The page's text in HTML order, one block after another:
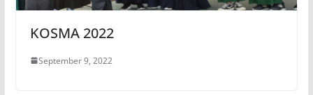
KOSMA 2022
September 9, 2022